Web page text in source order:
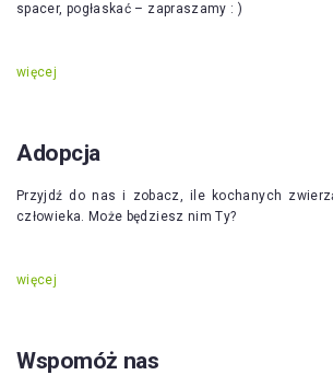
spacer, pogłaskać – zapraszamy : )
więcej
Adopcja
Przyjdź do nas i zobacz, ile kochanych
człowieka. Może będziesz nim Ty?
więcej
Wspomóż nas